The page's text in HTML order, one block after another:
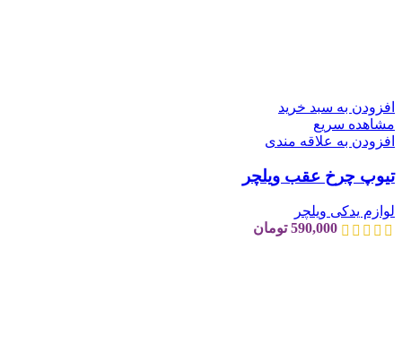
افزودن به سبد خرید
مشاهده سریع
افزودن به علاقه مندی
تیوپ چرخ عقب ویلچر
لوازم یدکی ویلچر
590,000 تومان